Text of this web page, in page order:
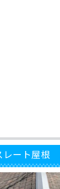
ート屋根